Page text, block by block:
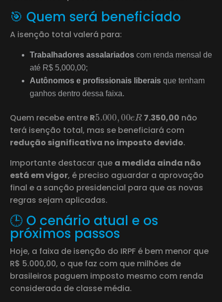
🎯 Quem será beneficiado
A isenção total valerá para:
Trabalhadores assalariados com renda mensal de
até R$ 5,000,00;
Autônomos e profissionais liberais que tenham
ganhos dentro dessa faixa.
Quem recebe entre R
5.000, 00e
7.350,00 não
terá isenção total, mas se beneficiará com
redução significativa no imposto devido.
Importante destacar que a medida ainda não
está em vigor, é preciso aguardar a aprovação
final e a sanção presidencial para que as novas
regras sejam aplicadas.
🕒 O cenário atual e os
próximos passos
Hoje, a faixa de isenção do IRPF é bem menor que
R$ 5.000,00, o que faz com que milhões de
brasileiros paguem imposto mesmo com renda
considerada de classe média.